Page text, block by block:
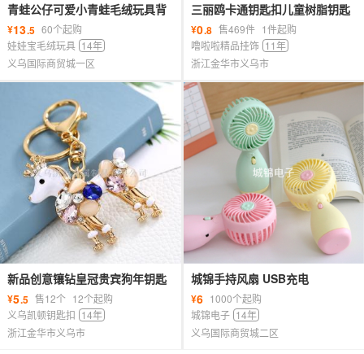
青蛙公仔可爱小青蛙毛绒玩具背
带裤青蛙毛绒公仔
¥13.5 60个起购
娃娃宝毛绒玩具 14年
义乌国际商贸城一区
三丽鸥卡通钥匙扣儿童树脂钥匙
扣书包背包挂件配饰创意设计钥
匙扣
¥0.8 售469件 1件起购
噜啦啦精品挂饰 11年
浙江金华市义乌市
新品创意镶钻皇冠贵宾狗年钥匙
扣锌合金包包挂件礼品可定制
logo
¥5.5 售12个 12个起购
义乌凯顿钥匙扣 14年
浙江金华市义乌市
城锦手持风扇 USB充电
¥6 1000个起购
城锦电子 14年
义乌国际商贸城二区